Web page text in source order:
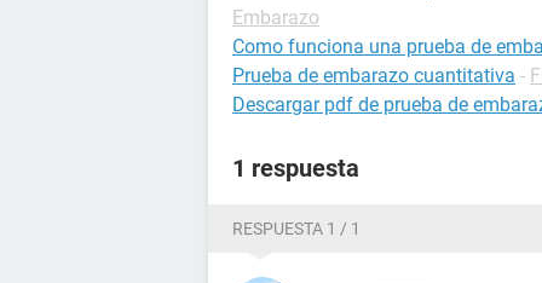
Embarazo
Como funciona una prueba de
Prueba de embarazo cuantitativa -
Descargar pdf de prueba de
1 respuesta
RESPUESTA 1 / 1